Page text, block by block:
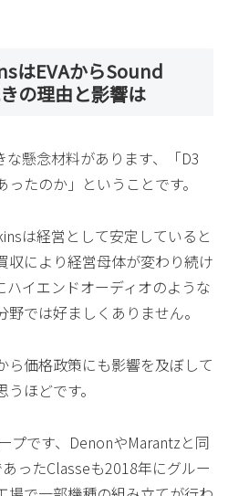
はEVAからSound
の理由と影響は
懸念材料があります、「D3
たのか」ということです。
は経営として安定していると
収により経営母体が変わり続け
ハイエンドオーディオのような
では好ましくありません。
ら価格政策にも影響を及ぼして
ほどです。
プです、DenonやMarantzと同
ったClasseも2018年にグルー